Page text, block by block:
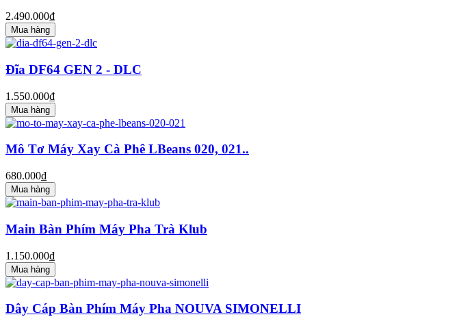
2.490.000₫
Mua hàng
Đĩa DF64 GEN 2 - DLC
1.550.000₫
Mua hàng
Mô Tơ Máy Xay Cà Phê LBeans 020, 021..
680.000₫
Mua hàng
Main Bàn Phím Máy Pha Trà Klub
1.150.000₫
Mua hàng
Dây Cáp Bàn Phím Máy Pha NOUVA SIMONELLI